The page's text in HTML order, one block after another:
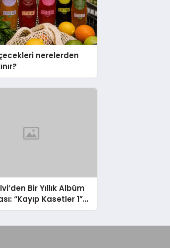
nerelerden
Bir Yıllık Albüm
“Kayıp Kasetler 1”
Çıktı